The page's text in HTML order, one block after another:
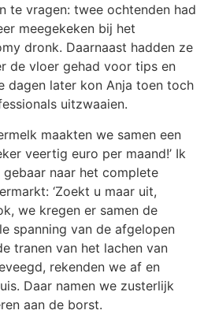
te vragen: twee ochtenden had
meegekeken bij het
dronk. Daarnaast hadden ze
de vloer gehad voor tips en
dagen later kon Anja toen toch
uitzwaaien.
maakten we samen een
veertig euro per maand!’ Ik
naar het complete
‘Zoekt u maar uit,
we kregen er samen de
spanning van de afgelopen
tranen van het lachen van
rekenden we af en
Daar namen we zusterlijk
aan de borst.